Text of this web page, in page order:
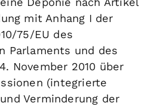
mit Anhang I der
75/EU des
Parlaments und des
November 2010 über
(integrierte
Verminderung der